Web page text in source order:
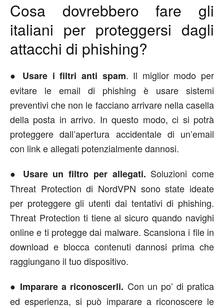
Cosa dovrebbero fare gli
italiani per proteggersi dagli
attacchi di phishing?
● Usare i filtri anti spam. Il miglior modo per
evitare le email di phishing è usare sistemi
preventivi che non le facciano arrivare nella casella
della posta in arrivo. In questo modo, ci si potrà
proteggere dall’apertura accidentale di un’email
con link e allegati potenzialmente dannosi.
● Usare un filtro per allegati. Soluzioni come
Threat Protection di NordVPN sono state ideate
per proteggere gli utenti dai tentativi di phishing.
Threat Protection ti tiene al sicuro quando navighi
online e ti protegge dai malware. Scansiona i file in
download e blocca contenuti dannosi prima che
raggiungano il tuo dispositivo.
● Imparare a riconoscerli. Con un po’ di pratica
ed esperienza, si può imparare a riconoscere le